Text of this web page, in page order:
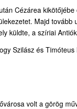
Cézárea
Majd tovább
küldte, a szíriai
Szilász és Timóteus
volt a görög